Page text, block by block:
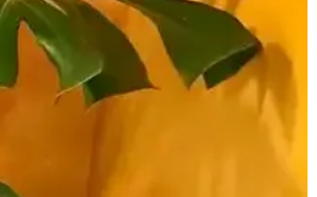
ev dekorasyonunuza yeni bir soluk